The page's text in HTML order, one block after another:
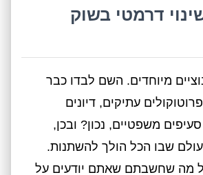
דרמטי בשוק
מיוחדים. השם לבדו כבר
עתיקים, דיונים
משפטיים, נכון? ובכן,
שבו הכל הולך להשתנות.
מה שחשבתם שאתם יודעים על